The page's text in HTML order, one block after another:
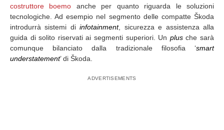
costruttore boemo
anche per quanto riguarda le soluzioni
tecnologiche. Ad esempio nel segmento delle compatte Škoda
introdurrà sistemi diinfotainment, sicurezza e assistenza alla
guida di solito riservati ai segmenti superiori. Un plusche sarà
comunque bilanciato dalla tradizionale filosofia ‘smart
understatement’ di Škoda.